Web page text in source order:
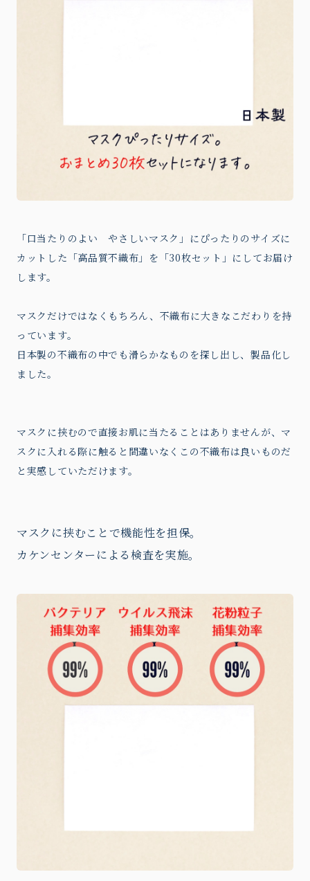
「口当たりのよい やさしいマスク」にぴったりのサイズに
カットした「高品質不織布」を「30枚セット」にしてお届け
します。
マスクだけではなくもちろん、不織布に大きなこだわりを持
っています。
日本製の不織布の中でも滑らかなものを探し出し、製品化し
ました。
マスクに挟むので直接お肌に当たることはありませんが、マ
スクに入れる際に触ると間違いなくこの不織布は良いものだ
と実感していただけます。
マスクに挟むことで機能性を担保。
カケンセンターによる検査を実施。